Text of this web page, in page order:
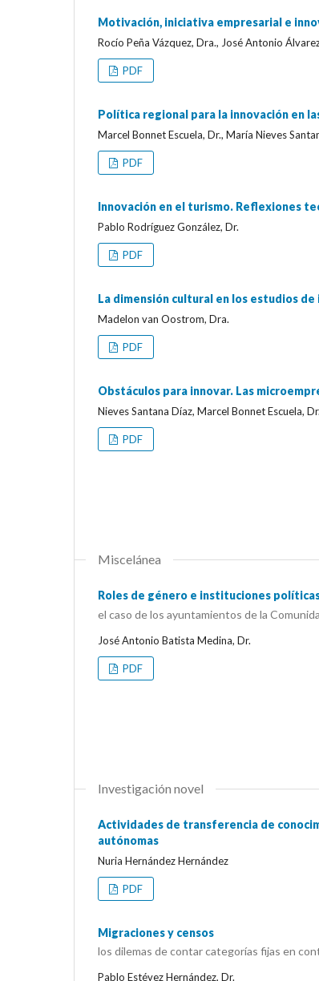
Motivación, iniciativa empresarial e
Rocío Peña Vázquez, Dra., José Antonio
PDF
Política regional para la innovación en
Marcel Bonnet Escuela, Dr., María Nieves
PDF
Innovación en el turismo. Reflexiones
Pablo Rodríguez González, Dr.
PDF
La dimensión cultural en los estudios de
Madelon van Oostrom, Dra.
PDF
Obstáculos para innovar. Las
Nieves Santana Díaz, Marcel Bonnet Escuela, Dr.
PDF
Miscelánea
Roles de género e instituciones
el caso de los ayuntamientos de la
José Antonio Batista Medina, Dr.
PDF
Investigación novel
Actividades de transferencia de
autónomas
Nuria Hernández Hernández
PDF
Migraciones y censos
los dilemas de contar categorías fijas en
Pablo Estévez Hernández, Dr.